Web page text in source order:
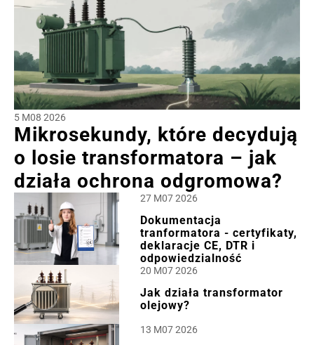
5 M08 2026
Mikrosekundy, które decydują
o losie transformatora – jak
działa ochrona odgromowa?
27 M07 2026
Dokumentacja
tranformatora - certyfikaty,
deklaracje CE, DTR i
odpowiedzialność
20 M07 2026
Jak działa transformator
olejowy?
13 M07 2026